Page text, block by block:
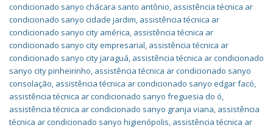
condicionado sanyo chácara santo antônio, assistência técnica ar
condicionado sanyo cidade jardim, assistência técnica ar
condicionado sanyo city américa, assistência técnica ar
condicionado sanyo city empresarial, assistência técnica ar
condicionado sanyo city jaraguá, assistência técnica ar condicionado
sanyo city pinheirinho, assistência técnica ar condicionado sanyo
consolação, assistência técnica ar condicionado sanyo edgar facó,
assistência técnica ar condicionado sanyo freguesia do ó,
assistência técnica ar condicionado sanyo granja viana, assistência
técnica ar condicionado sanyo higienópolis, assistência técnica ar